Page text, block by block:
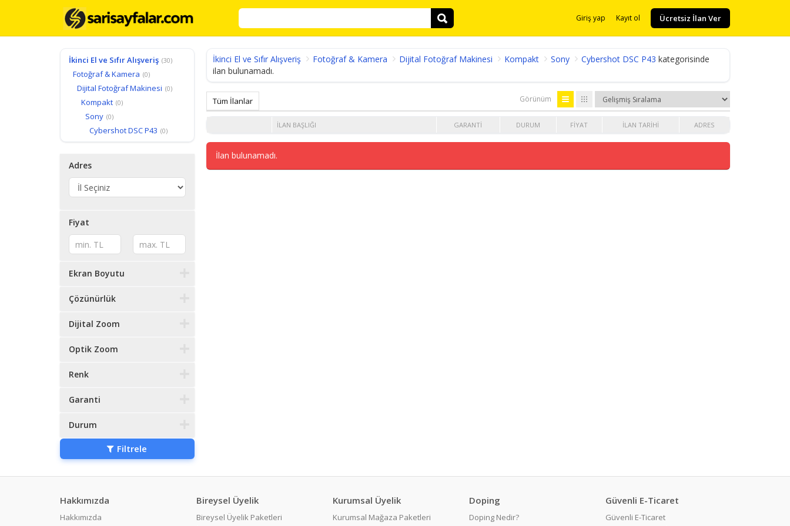
Giriş yap Kayıt ol Ücretsiz İlan Ver
İkinci El ve Sıfır Alışveriş (30)
Fotoğraf & Kamera (0)
Dijital Fotoğraf Makinesi (0)
Kompakt (0)
Sony (0)
Cybershot DSC P43 (0)
Adres
Fiyat
Ekran Boyutu
Çözünürlük
Dijital Zoom
Optik Zoom
Renk
Garanti
Durum
Filtrele
İkinci El ve Sıfır Alışveriş Fotoğraf & Kamera Dijital Fotoğraf Makinesi Kompakt Sony Cybershot DSC P43 kategorisinde
ilan bulunamadı.
Tüm İlanlar Görünüm
İLAN BAŞLIĞI GARANTI DURUM FIYAT İLAN TARIHI ADRES
İlan bulunamadı.
Hakkımızda
Hakkımızda
Bireysel Üyelik
Bireysel Üyelik Paketleri
Kurumsal Üyelik
Kurumsal Mağaza Paketleri
Doping
Doping Nedir?
Güvenli E-Ticaret
Güvenli E-Ticaret